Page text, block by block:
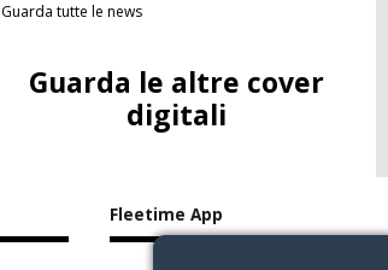
Guarda tutte le news
Guarda le altre cover
digitali
Fleetime App